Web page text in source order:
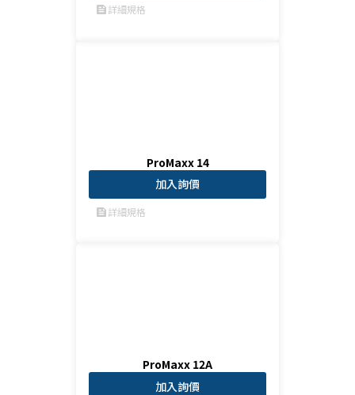
feed詳細規格
ProMaxx 14
加入詢價
feed詳細規格
ProMaxx 12A
加入詢價